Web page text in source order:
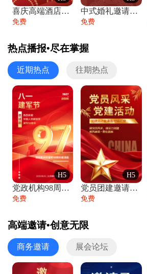
喜庆高端酒店开业大吉邀请函
免费
中式婚礼邀请函中国风传统复古婚礼请柬请帖
免费
热点播报•尽在掌握
近期热点 往期热点
H5
党政机构98周年八一建军节庆祝晚会活动邀
免费
H5
党员团建邀请函党建活动风采党会工作汇报总
免费
高端邀请•创意无限
商务邀请 展会论坛